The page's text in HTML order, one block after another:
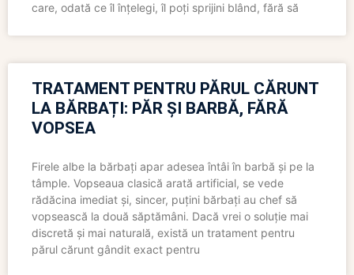
care, odată ce îl înțelegi, îl poți sprijini blând, fără să
TRATAMENT PENTRU PĂRUL CĂRUNT
LA BĂRBAȚI: PĂR ȘI BARBĂ, FĂRĂ
VOPSEA
Firele albe la bărbați apar adesea întâi în barbă și pe la
tâmple. Vopseaua clasică arată artificial, se vede
rădăcina imediat și, sincer, puțini bărbați au chef să
vopsească la două săptămâni. Dacă vrei o soluție mai
discretă și mai naturală, există un tratament pentru
părul cărunt gândit exact pentru